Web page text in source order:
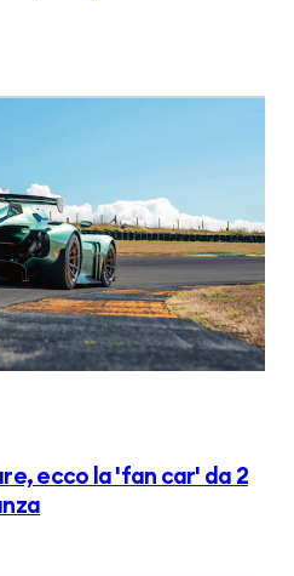
ecco la 'fan car' da 2